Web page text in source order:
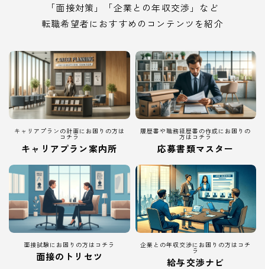
「面接対策」「企業との年収交渉」など
転職希望者におすすめのコンテンツを紹介
キャリアプランの計画にお困りの方は
コチラ
キャリアプラン案内所
履歴書や職務経歴書の作成にお困りの
方はコチラ
応募書類マスター
面接試験にお困りの方はコチラ
面接のトリセツ
企業との年収交渉にお困りの方はコチ
ラ
給与交渉ナビ